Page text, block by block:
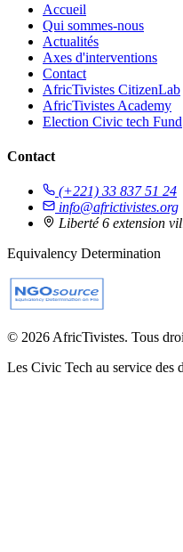
Accueil
Qui sommes-nous
Actualités
Axes d'interventions
Contact
AfricTivistes CitizenLab
AfricTivistes Academy
Election Civic tech Fund
Contact
(+221) 33 837 51 24
info@africtivistes.org
Liberté 6 extension
Equivalency Determination
© 2026 AfricTivistes. Tous
Les Civic Tech au service des